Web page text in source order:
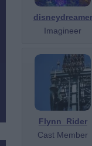
disneydreamer
Imagineer
Flynn_Rider
Cast Member